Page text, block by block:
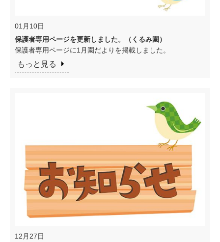
01月10日
保護者専用ページを更新しました。（くるみ園）
保護者専用ページに1月園だよりを掲載しました。
もっと見る
12月27日